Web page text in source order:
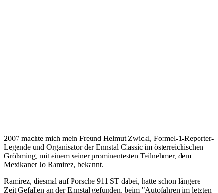
2007 machte mich mein Freund Helmut Zwickl, Formel-1-Reporter-
Legende und Organisator der Ennstal Classic im österreichischen
Gröbming, mit einem seiner prominentesten Teilnehmer, dem
Mexikaner Jo Ramirez, bekannt.
Ramirez, diesmal auf Porsche 911 ST dabei, hatte schon längere
Zeit Gefallen an der Ennstal gefunden, beim "Autofahren im letzten